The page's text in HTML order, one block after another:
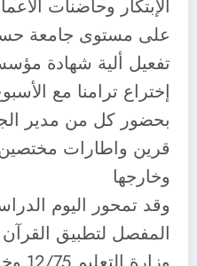
الإبتكار وحاضنات
على مستوى جامعة
تفعيل ألية شهادة
إختراع ترامنا مع
بحضور كل من مدير
قرين واطارات
وخارجها
وقد تمحور اليوم
المفصل لتطبيق